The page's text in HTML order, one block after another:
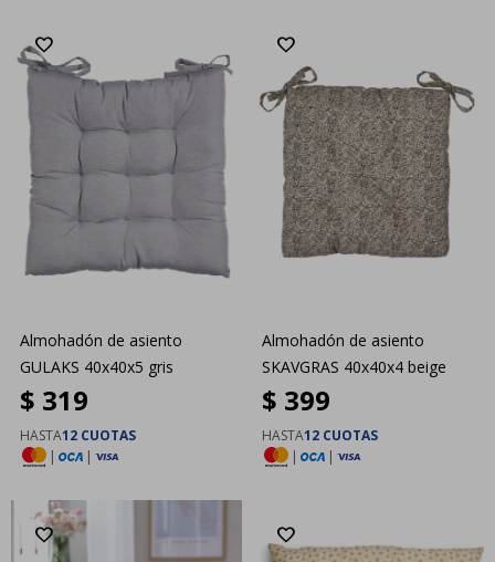
Almohadón de asiento
GULAKS 40x40x5 gris
$ 319
HASTA12 CUOTAS
|
|
Almohadón de asiento
SKAVGRAS 40x40x4 beige
$ 399
HASTA12 CUOTAS
|
|